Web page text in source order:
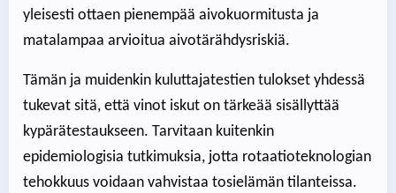
yleisesti ottaen pienempää aivokuormitusta ja
matalampaa arvioitua aivotärähdysriskiä.
Tämän ja muidenkin kuluttajatestien tulokset yhdessä
tukevat sitä, että vinot iskut on tärkeää sisällyttää
kypärätestaukseen. Tarvitaan kuitenkin
epidemiologisia tutkimuksia, jotta rotaatioteknologian
tehokkuus voidaan vahvistaa tosielämän tilanteissa.